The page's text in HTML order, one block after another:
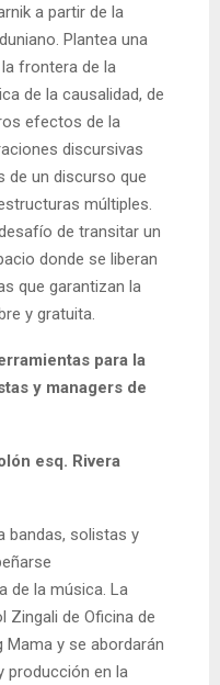
a partir de la
Plantea una
frontera de la
de la causalidad, de
efectos de la
discursivas
de un discurso que
múltiples.
de transitar un
donde se liberan
que garantizan la
y gratuita.
para la
y managers de
esq. Rivera
bandas, solistas y
de la música. La
Zingali de Oficina de
Mama y se abordarán
producción en la